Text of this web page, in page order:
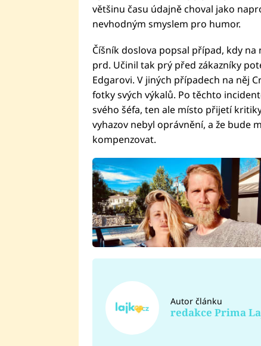
většinu času údajně choval jako
nevhodným smyslem pro humor.
Číšník doslova popsal případ, kdy
prd. Učinil tak prý před zákazníky
Edgarovi. V jiných případech na něj
fotky svých výkalů. Po těchto
svého šéfa, ten ale místo přijetí
vyhazov nebyl oprávnění, a že bude
kompenzovat.
Autor článku
redakce Prima